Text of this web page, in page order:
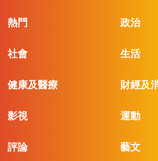
熱門 政治
社會 生活
健康及醫療 財經及
影視 運動
評論 藝文